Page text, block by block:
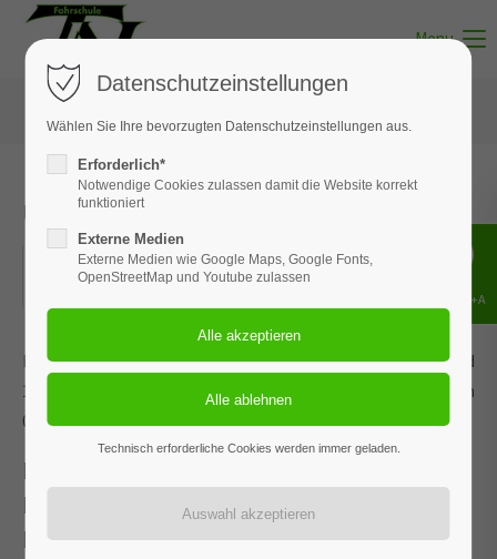
Menu
Unterricht - Thema 02
03.05.2022
Dieses Ereignis wird an den Terminen 03.02.2026, 24.03.2026 und
12.05.2026 wiederholt. Das nächste Ereignis findet statt am
03.05.2022. bis zum 12.05.2026.
Persönliche Voraussetzungen /
Risikofaktor Mensch, Körperliche
Fähigkeiten
Datenschutzeinstellungen
Wählen Sie Ihre bevorzugten Datenschutzeinstellungen aus.
Erforderlich*
Notwendige Cookies zulassen damit die Website korrekt
funktioniert
Externe Medien
Externe Medien wie Google Maps, Google Fonts,
OpenStreetMap und Youtube zulassen
Technisch erforderliche Cookies werden immer geladen.
Shift+Alt+A